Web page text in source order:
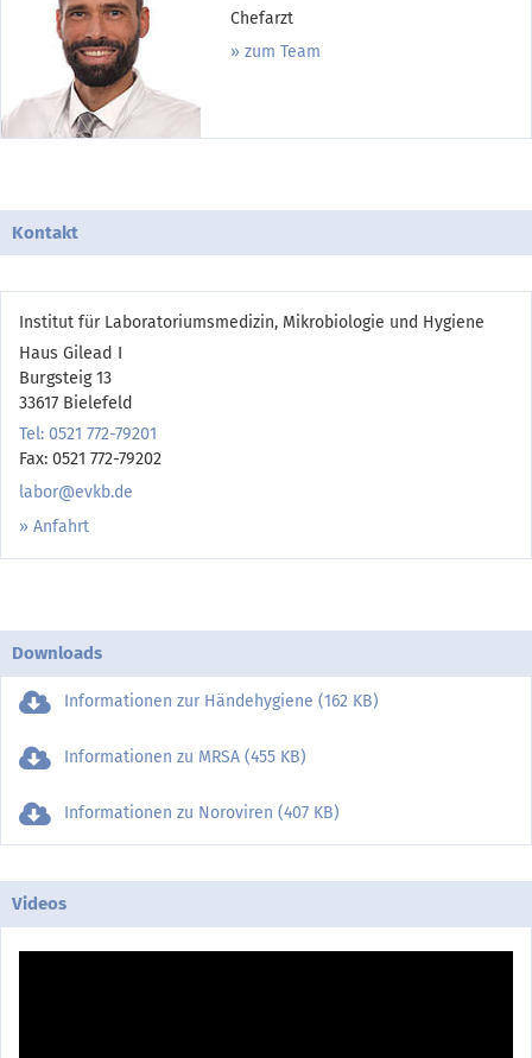
Chefarzt
zum Team
Kontakt
Institut für Laboratoriumsmedizin, Mikrobiologie und Hygiene
Haus Gilead I
Burgsteig 13
33617 Bielefeld
Tel: 0521 772-79201
Fax: 0521 772-79202
labor@evkb.de
Anfahrt
Downloads
Informationen zur Händehygiene (162 KB)
Informationen zu MRSA (455 KB)
Informationen zu Noroviren (407 KB)
Videos